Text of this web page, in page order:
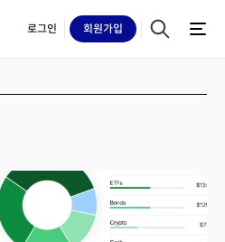
로그인 회원가입